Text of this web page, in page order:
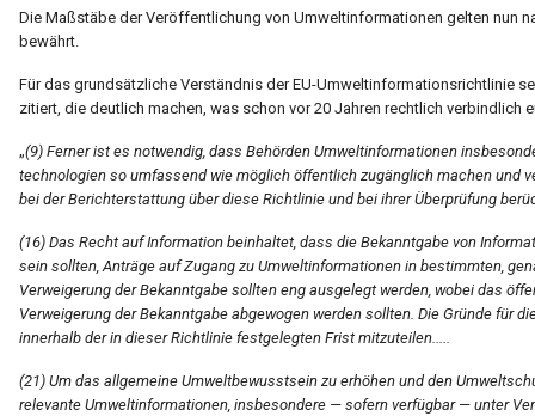
Die Maßstäbe der Veröffentlichung von Umweltinformationen gelten nun
bewährt.
Für das grundsätzliche Verständnis der EU-Umweltinformationsrichtlinie
zitiert, die deutlich machen, was schon vor 20 Jahren rechtlich verbindlich
„(9) Ferner ist es notwendig, dass Behörden Umweltinformationen
technologien so umfassend wie möglich öffentlich zugänglich machen und
bei der Berichterstattung über diese Richtlinie und bei ihrer Überprüfung
(16) Das Recht auf Information beinhaltet, dass die Bekanntgabe von
sein sollten, Anträge auf Zugang zu Umweltinformationen in bestimmten,
Verweigerung der Bekanntgabe sollten eng ausgelegt werden, wobei das
Verweigerung der Bekanntgabe abgewogen werden sollten. Die Gründe für
innerhalb der in dieser Richtlinie festgelegten Frist mitzuteilen.....
(21) Um das allgemeine Umweltbewusstsein zu erhöhen und den
relevante Umweltinformationen, insbesondere — sofern verfügbar — unter